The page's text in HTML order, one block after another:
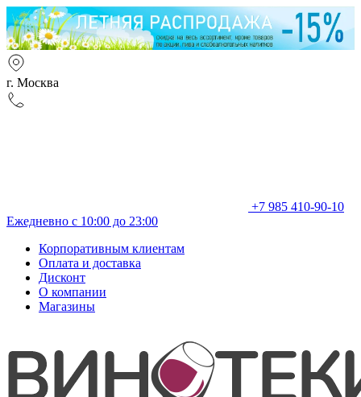
г. Москва
+7 985 410-90-10
Ежедневно с 10:00 до 23:00
Корпоративным клиентам
Оплата и доставка
Дисконт
О компании
Магазины